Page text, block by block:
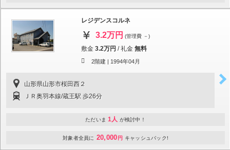
レジデンスコルネ
3.2万円 (管理費 －)
敷金 3.2万円 /礼金 無料
2階建 | 1994年04月
山形県山形市桜田西２
ＪＲ奥羽本線/蔵王駅 歩26分
ただいま 1人 が検討中！
対象者全員に 20,000 円 キャッシュバック!